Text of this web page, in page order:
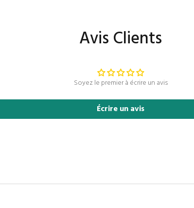
Avis Clients
Soyez le premier à écrire un avis
Écrire un avis